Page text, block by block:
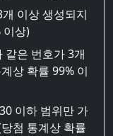
이상 생성되지
이상)
은 번호가 3개
상 확률 99% 이
이하 범위만 가
첨 통계상 확률